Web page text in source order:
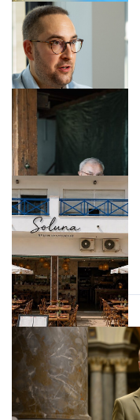
Tech
Támogatói tartalom
Családi
vállalkozások
Gasztró